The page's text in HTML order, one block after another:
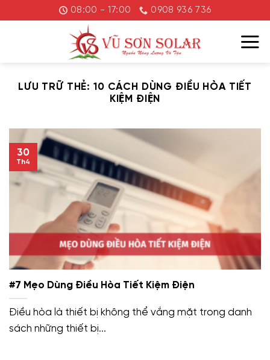
đến
08:00 - 17:00 0908 936 736
LƯU TRỮ THẺ: 10 CÁCH DÙNG ĐIỀU HÒA TIẾT
KIỆM ĐIỆN
#7 Mẹo Dùng Điều Hòa Tiết Kiệm Điện
Điều hòa là thiết bị không thể vắng mặt trong danh
sách những thiết bị...
30
Th4